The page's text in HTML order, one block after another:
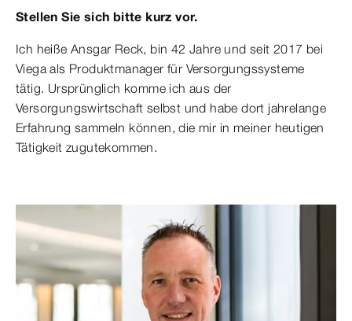
Stellen Sie sich bitte kurz vor.
Ich heiße Ansgar Reck, bin 42 Jahre und seit 2017 bei
Viega als Produktmanager für Versorgungssysteme
tätig. Ursprünglich komme ich aus der
Versorgungswirtschaft selbst und habe dort jahrelange
Erfahrung sammeln können, die mir in meiner heutigen
Tätigkeit zugutekommen.